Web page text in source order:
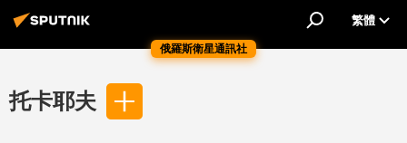
俄羅斯衛星通訊社
繁體
托卡耶夫